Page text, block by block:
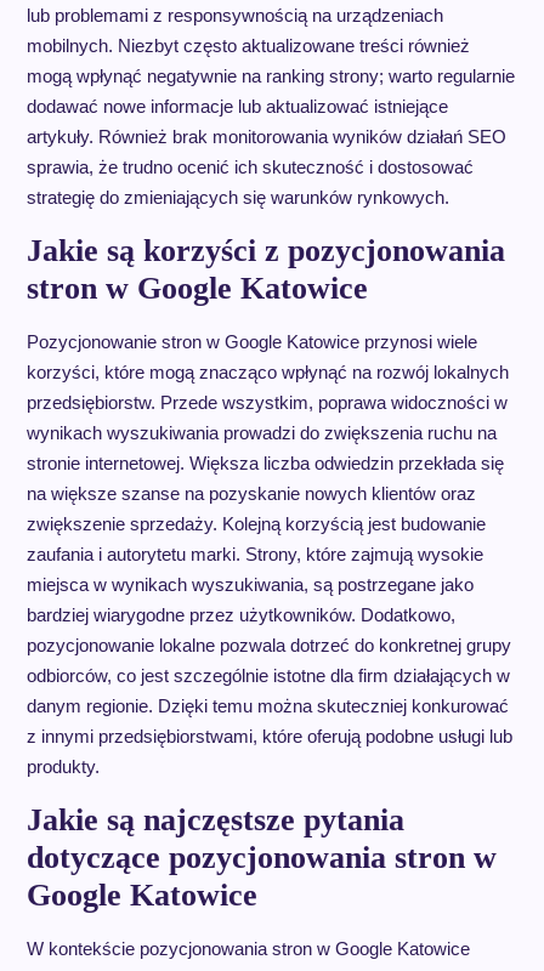
lub problemami z responsywnością na urządzeniach
mobilnych. Niezbyt często aktualizowane treści również
mogą wpłynąć negatywnie na ranking strony; warto regularnie
dodawać nowe informacje lub aktualizować istniejące
artykuły. Również brak monitorowania wyników działań SEO
sprawia, że trudno ocenić ich skuteczność i dostosować
strategię do zmieniających się warunków rynkowych.
Jakie są korzyści z pozycjonowania
stron w Google Katowice
Pozycjonowanie stron w Google Katowice przynosi wiele
korzyści, które mogą znacząco wpłynąć na rozwój lokalnych
przedsiębiorstw. Przede wszystkim, poprawa widoczności w
wynikach wyszukiwania prowadzi do zwiększenia ruchu na
stronie internetowej. Większa liczba odwiedzin przekłada się
na większe szanse na pozyskanie nowych klientów oraz
zwiększenie sprzedaży. Kolejną korzyścią jest budowanie
zaufania i autorytetu marki. Strony, które zajmują wysokie
miejsca w wynikach wyszukiwania, są postrzegane jako
bardziej wiarygodne przez użytkowników. Dodatkowo,
pozycjonowanie lokalne pozwala dotrzeć do konkretnej grupy
odbiorców, co jest szczególnie istotne dla firm działających w
danym regionie. Dzięki temu można skuteczniej konkurować
z innymi przedsiębiorstwami, które oferują podobne usługi lub
produkty.
Jakie są najczęstsze pytania
dotyczące pozycjonowania stron w
Google Katowice
W kontekście pozycjonowania stron w Google Katowice